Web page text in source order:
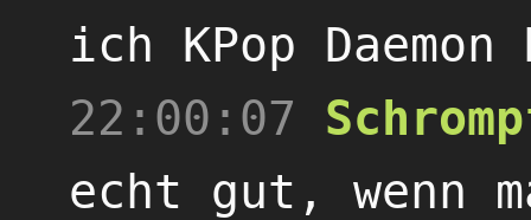
ich KPop
22:00:07
echt gut, wenn